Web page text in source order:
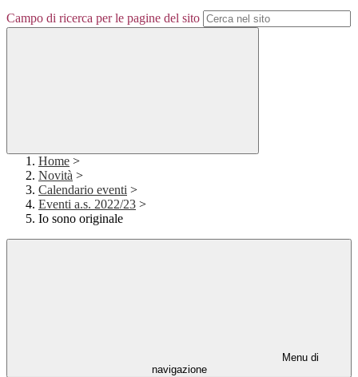
Campo di ricerca per le pagine del sito
Home >
Novità >
Calendario eventi >
Eventi a.s. 2022/23 >
Io sono originale
Menu di
navigazione